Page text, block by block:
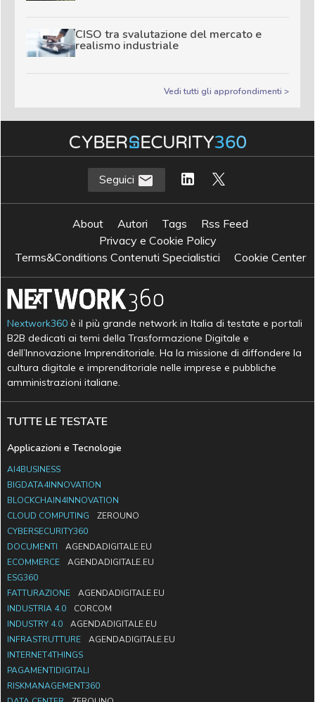
CISO tra svalutazione del mercato e
realismo industriale
Vedi tutti gli approfondimenti >
Seguici
About Autori Tags
Rss Feed
Privacy e Cookie Policy
Terms&Conditions Contenuti Specialistici
Cookie Center
Nextwork360 è il più grande network in Italia di testate e portali
B2B dedicati ai temi della Trasformazione Digitale e
dell’Innovazione Imprenditoriale. Ha la missione di diffondere la
cultura digitale e imprenditoriale nelle imprese e pubbliche
amministrazioni italiane.
TUTTE LE TESTATE
Applicazioni e Tecnologie
AI4BUSINESS
BIGDATA4INNOVATION
BLOCKCHAIN4INNOVATION
CLOUD COMPUTING
ZEROUNO
CYBERSECURITY360
DOCUMENTI
AGENDADIGITALE.EU
ECOMMERCE
AGENDADIGITALE.EU
ESG360
FATTURAZIONE
AGENDADIGITALE.EU
INDUSTRIA 4.0
CORCOM
INDUSTRY 4.0
AGENDADIGITALE.EU
INFRASTRUTTURE
AGENDADIGITALE.EU
INTERNET4THINGS
PAGAMENTIDIGITALI
RISKMANAGEMENT360